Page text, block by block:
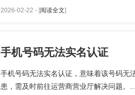
2026-02-22 - [阅读全文]
手机号码无法实名认证
手机号码无法实名认证，意味着该号码无
患，需及时前往运营商营业厅解决问题。...